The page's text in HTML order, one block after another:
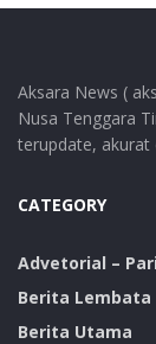
Aksara News (
Nusa Tenggara
terupdate, akurat
CATEGORY
Advetorial –
Berita Lembata
Berita Utama